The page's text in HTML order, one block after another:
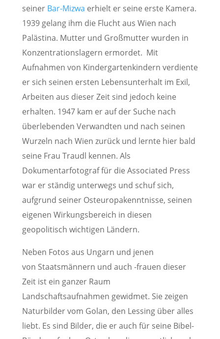
seiner Bar-Mizwa erhielt er seine erste Kamera.
1939 gelang ihm die Flucht aus Wien nach
Palästina. Mutter und Großmutter wurden in
Konzentrationslagern ermordet. Mit
Aufnahmen von Kindergartenkindern verdiente
er sich seinen ersten Lebensunterhalt im Exil,
Arbeiten aus dieser Zeit sind jedoch keine
erhalten. 1947 kam er auf der Suche nach
überlebenden Verwandten und nach seinen
Wurzeln nach Wien zurück und lernte hier bald
seine Frau Traudl kennen. Als
Dokumentarfotograf für die Associated Press
war er ständig unterwegs und schuf sich,
aufgrund seiner Osteuropakenntnisse, seinen
eigenen Wirkungsbereich in diesen
geopolitisch wichtigen Ländern.
Neben Fotos aus Ungarn und jenen
von Staatsmännern und auch -frauen dieser
Zeit ist ein ganzer Raum
Landschaftsaufnahmen gewidmet. Sie zeigen
Naturbilder vom Golan, den Lessing über alles
liebt. Es sind Bilder, die er auch für seine Bibel-